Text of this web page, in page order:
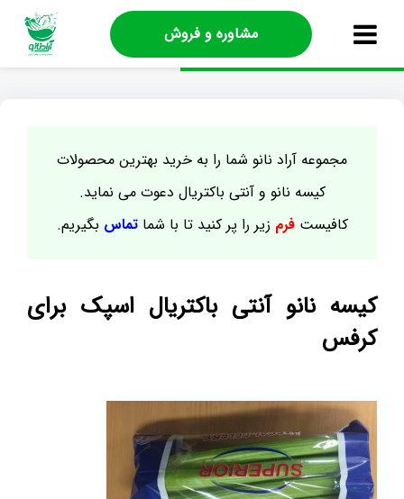
مشاوره و فروش
مجموعه آراد نانو شما را به خرید بهترین محصولات
کیسه نانو و آنتی باکتریال دعوت می نماید.
کافیستفرم زیر را پر کنید تا با شماتماس بگیریم.
کیسه نانو آنتی باکتریال اسپک برای
کرفس